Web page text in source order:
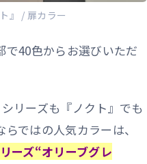
』 / 扉カラー
で40色からお選びいただ
リーズも『ノクト』でも
ではの人気カラーは、
ーズ“オリーブグレ